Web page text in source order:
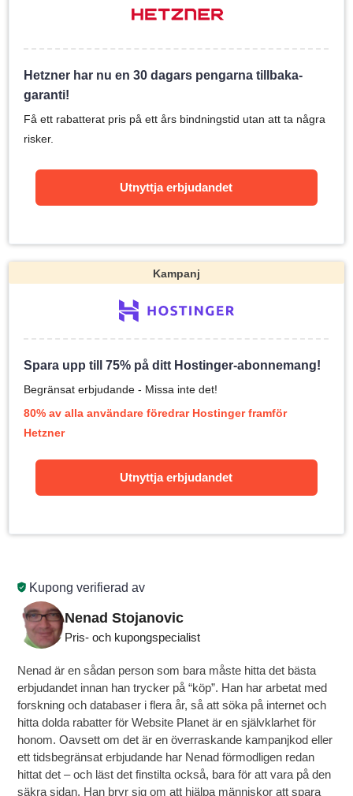
Kupong verifierad av
Nenad Stojanovic
Pris- och kupongspecialist
Nenad är en sådan person som bara måste hitta det bästa
erbjudandet innan han trycker på “köp”. Han har arbetat med
forskning och databaser i flera år, så att söka på internet och
hitta dolda rabatter för Website Planet är en självklarhet för
honom. Oavsett om det är en överraskande kampanjkod eller
ett tidsbegränsat erbjudande har Nenad förmodligen redan
hittat det – och läst det finstilta också, bara för att vara på den
säkra sidan. Han bryr sig om att hjälpa människor att spara
Hetzner har nu en 30 dagars pengarna tillbaka-
garanti!
Få ett rabatterat pris på ett års bindningstid utan att ta några
risker.
Utnyttja erbjudandet
Kampanj
Spara upp till 75% på ditt Hostinger-abonnemang!
Begränsat erbjudande - Missa inte det!
80% av alla användare föredrar Hostinger framför
Hetzner
Utnyttja erbjudandet